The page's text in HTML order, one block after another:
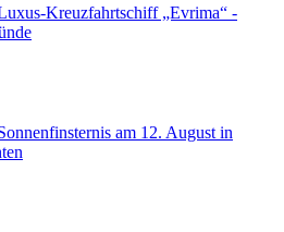
Kreuzfahrtschiff „Evrima“ -
am 12. August in